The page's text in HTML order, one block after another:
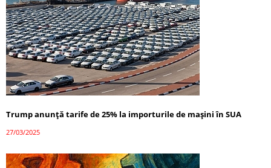
Trump anunță tarife de 25% la importurile de mașini în SUA
27/03/2025